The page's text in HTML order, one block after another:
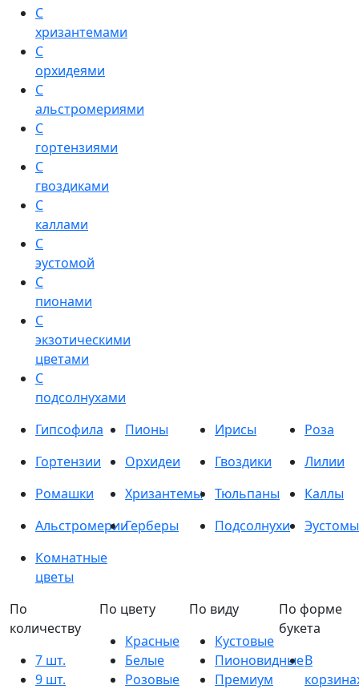
С
хризантемами
С
орхидеями
С
альстромериями
С
гортензиями
С
гвоздиками
С
каллами
С
эустомой
С
пионами
С
экзотическими
цветами
С
подсолнухами
Гипсофила
Пионы Ирисы
Роза
Гортензии
Орхидеи Гвоздики
Лилии
Ромашки
Хризантемы Тюльпаны
Каллы
АльстромерииГерберы Подсолнухи
Эустомы
Комнатные
цветы
По
количеству
7 шт.
9 шт.
По цвету
Красные
Белые
Розовые
По виду
Кустовые
Пионовидные
Премиум
По форме
букета
В